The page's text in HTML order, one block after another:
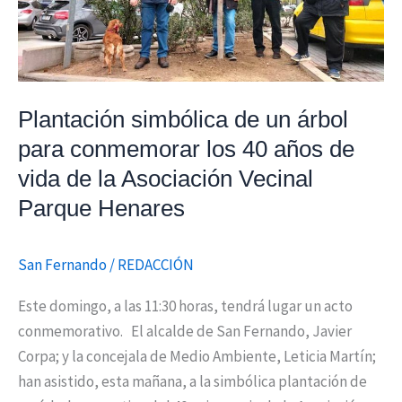
Plantación simbólica de un árbol
para conmemorar los 40 años de
vida de la Asociación Vecinal
Parque Henares
San Fernando/REDACCIÓN
Este domingo, a las 11:30 horas, tendrá lugar un acto
conmemorativo. El alcalde de San Fernando, Javier
Corpa; y la concejala de Medio Ambiente, Leticia Martín;
han asistido, esta mañana, a la simbólica plantación de
40
años
de
de
la
Asociación
Vecinal
Parque